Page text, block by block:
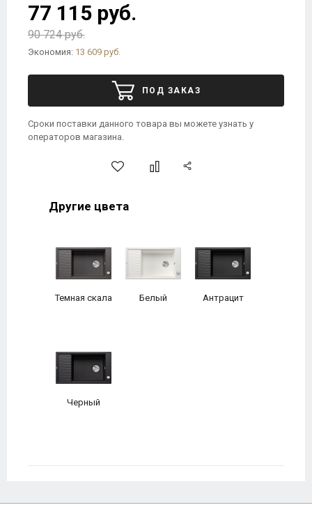
77 115 руб.
90 724 руб.
Экономия: 13 609 руб.
ПОД ЗАКАЗ
Сроки поставки данного товара вы можете узнать у
операторов магазина.
Другие цвета
Темная скала Белый Антрацит
Черный